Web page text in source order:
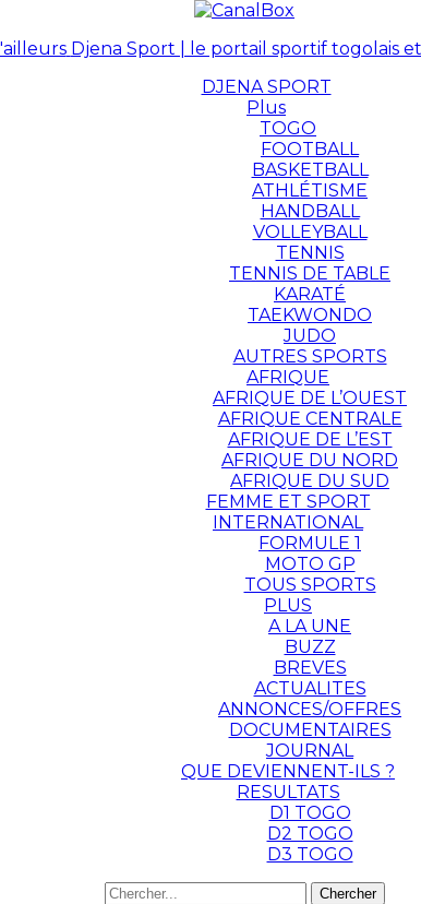
Djena Sport | le portail sportif togolais
DJENA SPORT
Plus
TOGO
FOOTBALL
BASKETBALL
ATHLÉTISME
HANDBALL
VOLLEYBALL
TENNIS
TENNIS DE TABLE
KARATÉ
TAEKWONDO
JUDO
AUTRES SPORTS
AFRIQUE
AFRIQUE DE L’OUEST
AFRIQUE CENTRALE
AFRIQUE DE L’EST
AFRIQUE DU NORD
AFRIQUE DU SUD
FEMME ET SPORT
INTERNATIONAL
FORMULE 1
MOTO GP
TOUS SPORTS
PLUS
A LA UNE
BUZZ
BREVES
ACTUALITES
ANNONCES/OFFRES
DOCUMENTAIRES
JOURNAL
QUE DEVIENNENT-ILS ?
RESULTATS
D1 TOGO
D2 TOGO
D3 TOGO